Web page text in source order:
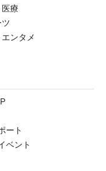
療
ツ
ンタメ
ート
ベント